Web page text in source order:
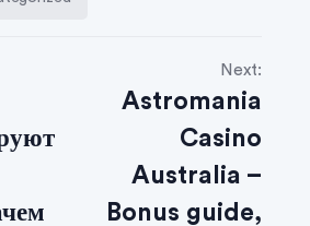
Next:
Astromania
Casino
Australia –
Bonus guide,